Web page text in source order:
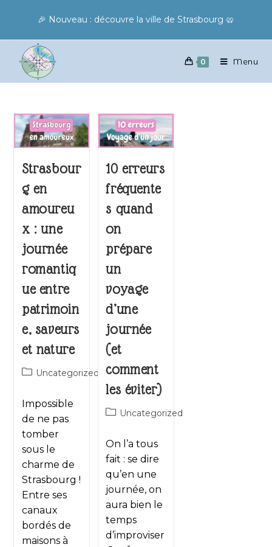
🎉 Nouveau : découvre la ville de Strasbourg 🥨
0 Menu
Strasbour
g en
amoureu
x : une
journée
romantiq
ue entre
patrimoin
e, saveurs
et nature
Uncategorized
Impossible
de ne pas
tomber
sous le
charme de
Strasbourg !
Entre ses
canaux
bordés de
maisons à
10 erreurs
fréquente
s quand
on
prépare
un
voyage
d’une
journée
(et
comment
les éviter)
Uncategorized
On l’a tous
fait : se dire
qu’en une
journée, on
aura bien le
temps
d’improviser